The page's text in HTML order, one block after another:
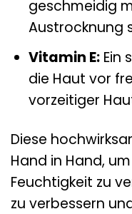
geschmeidig
Austrocknung
Vitamin E:Ein
die Haut vor
vorzeitiger
Diese
Hand in Hand,
Feuchtigkeit zu
zu verbessern